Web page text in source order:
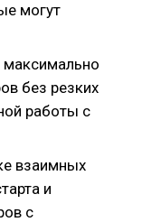
могут
без резких
работы с
взаимных
и
с